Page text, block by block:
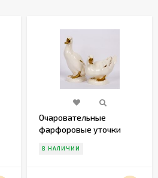
Очаровательные
фарфоровые уточки
В НАЛИЧИИ